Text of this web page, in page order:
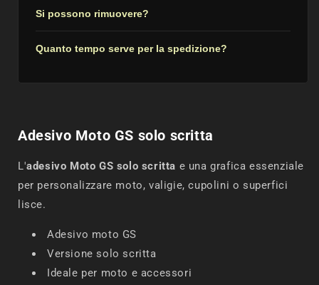
Si possono rimuovere?
Quanto tempo serve per la spedizione?
Adesivo Moto GS solo scritta
L'adesivo Moto GS solo scritta e una grafica essenziale
per personalizzare moto, valigie, cupolini o superfici
lisce.
Adesivo moto GS
Versione solo scritta
Ideale per moto e accessori